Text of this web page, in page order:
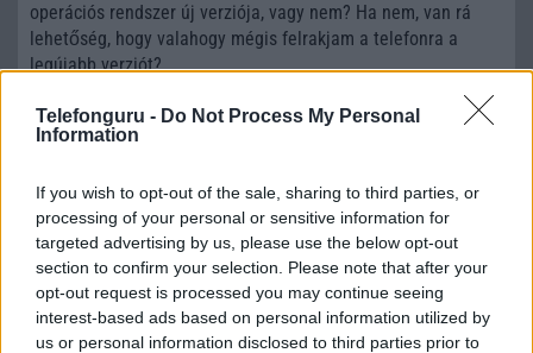
Telefonguru - Do Not Process My Personal
Information
If you wish to opt-out of the sale, sharing to third parties, or
processing of your personal or sensitive information for
targeted advertising by us, please use the below opt-out
section to confirm your selection. Please note that after your
opt-out request is processed you may continue seeing
interest-based ads based on personal information utilized by
us or personal information disclosed to third parties prior to
operációs rendszer új verziója, vagy nem? Ha nem, van rá
lehetőség, hogy valahogy mégis felrakjam a telefonra a
legújabb verziót?
WiFi7 - az újszabvány
WiFi8 - talán ez lesz a fejlődés következő lépcsőfoka
MLO (Multi-Link Operation) működése
WiFi 6